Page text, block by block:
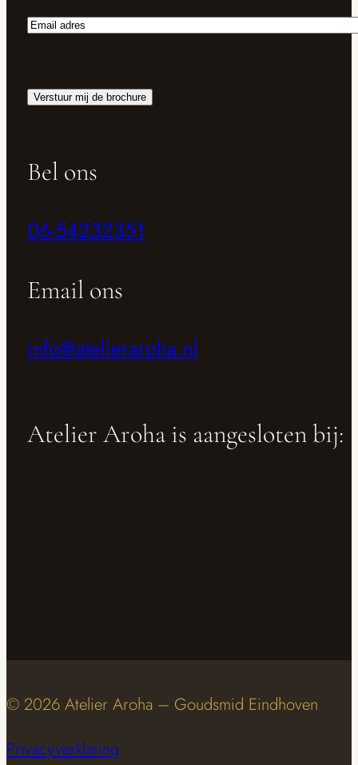
Email
Verstuur mij de brochure
Bel ons
06-54232351
Email ons
info@atelieraroha.nl
Atelier Aroha is aangesloten bij:
© 2026 Atelier Aroha – Goudsmid Eindhoven
Privacyverklaring